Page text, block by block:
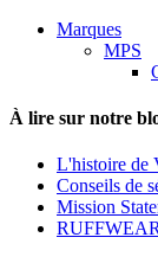
Marques
MPS
À lire sur notre
L'histoire de
Conseils de
Mission
RUFFWEAR